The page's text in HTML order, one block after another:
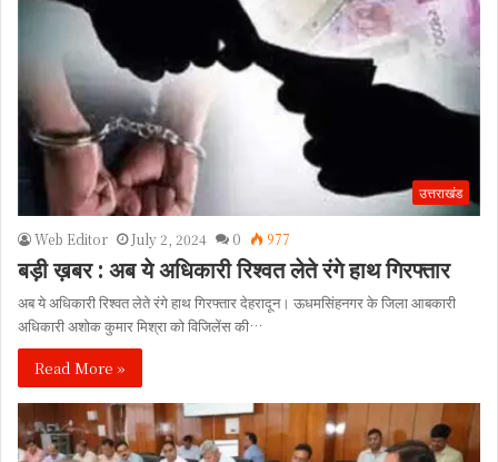
उत्तराखंड
Web Editor July 2, 2024 0 977
बड़ी ख़बर : अब ये अधिकारी रिश्वत लेते रंगे हाथ गिरफ्तार
अब ये अधिकारी रिश्वत लेते रंगे हाथ गिरफ्तार देहरादून। ऊधमसिंहनगर के जिला आबकारी
अधिकारी अशोक कुमार मिश्रा को विजिलेंस की…
Read More »